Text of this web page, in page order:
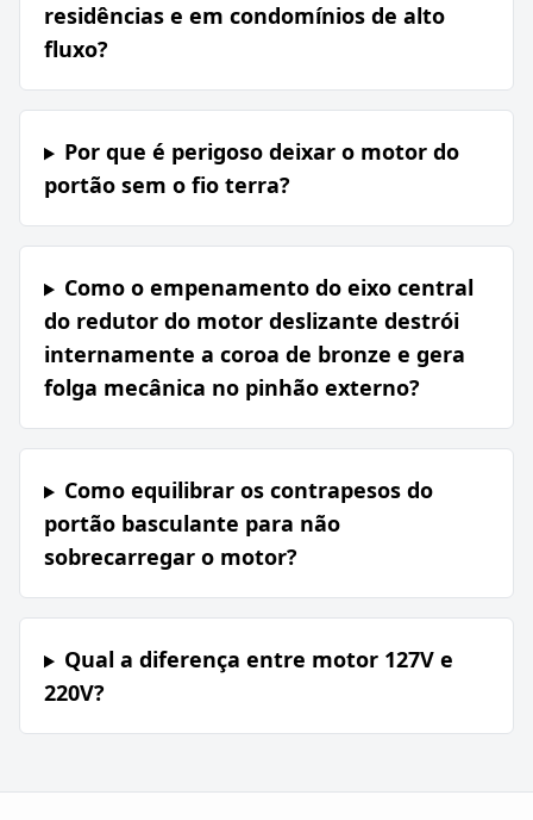
residências e em condomínios de alto
fluxo?
Por que é perigoso deixar o motor do
portão sem o fio terra?
Como o empenamento do eixo central
do redutor do motor deslizante destrói
internamente a coroa de bronze e gera
folga mecânica no pinhão externo?
Como equilibrar os contrapesos do
portão basculante para não
sobrecarregar o motor?
Qual a diferença entre motor 127V e
220V?